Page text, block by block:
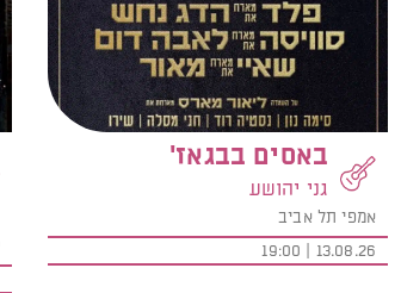
באסים בבגאז'
גני יהושע
אמפי תל אביב
13.08.26 | 19:00